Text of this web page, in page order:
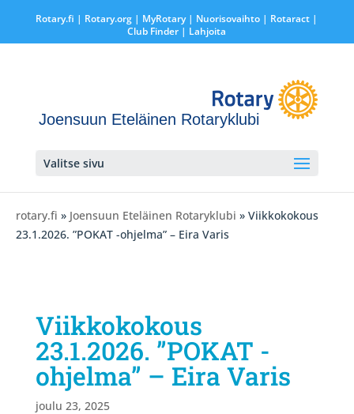
Rotary.fi | Rotary.org | MyRotary | Nuorisovaihto | Rotaract |
Club Finder | Lahjoita
Joensuun Eteläinen Rotaryklubi
Valitse sivu
rotary.fi » Joensuun Eteläinen Rotaryklubi » Viikkokokous
23.1.2026. ”POKAT -ohjelma” – Eira Varis
Viikkokokous
23.1.2026. ”POKAT -
ohjelma” – Eira Varis
joulu 23, 2025